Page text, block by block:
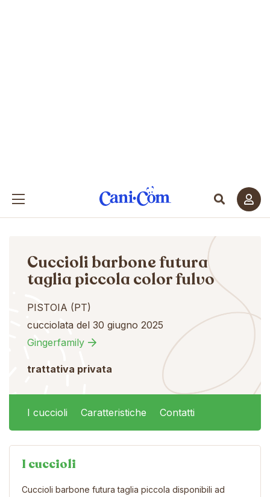
Cuccioli barbone futura
taglia piccola color fulvo
PISTOIA (PT)
cucciolata del 30 giugno 2025
Gingerfamily
trattativa privata
I cuccioli Caratteristiche Contatti
I cuccioli
Cuccioli barbone futura taglia piccola disponibili ad